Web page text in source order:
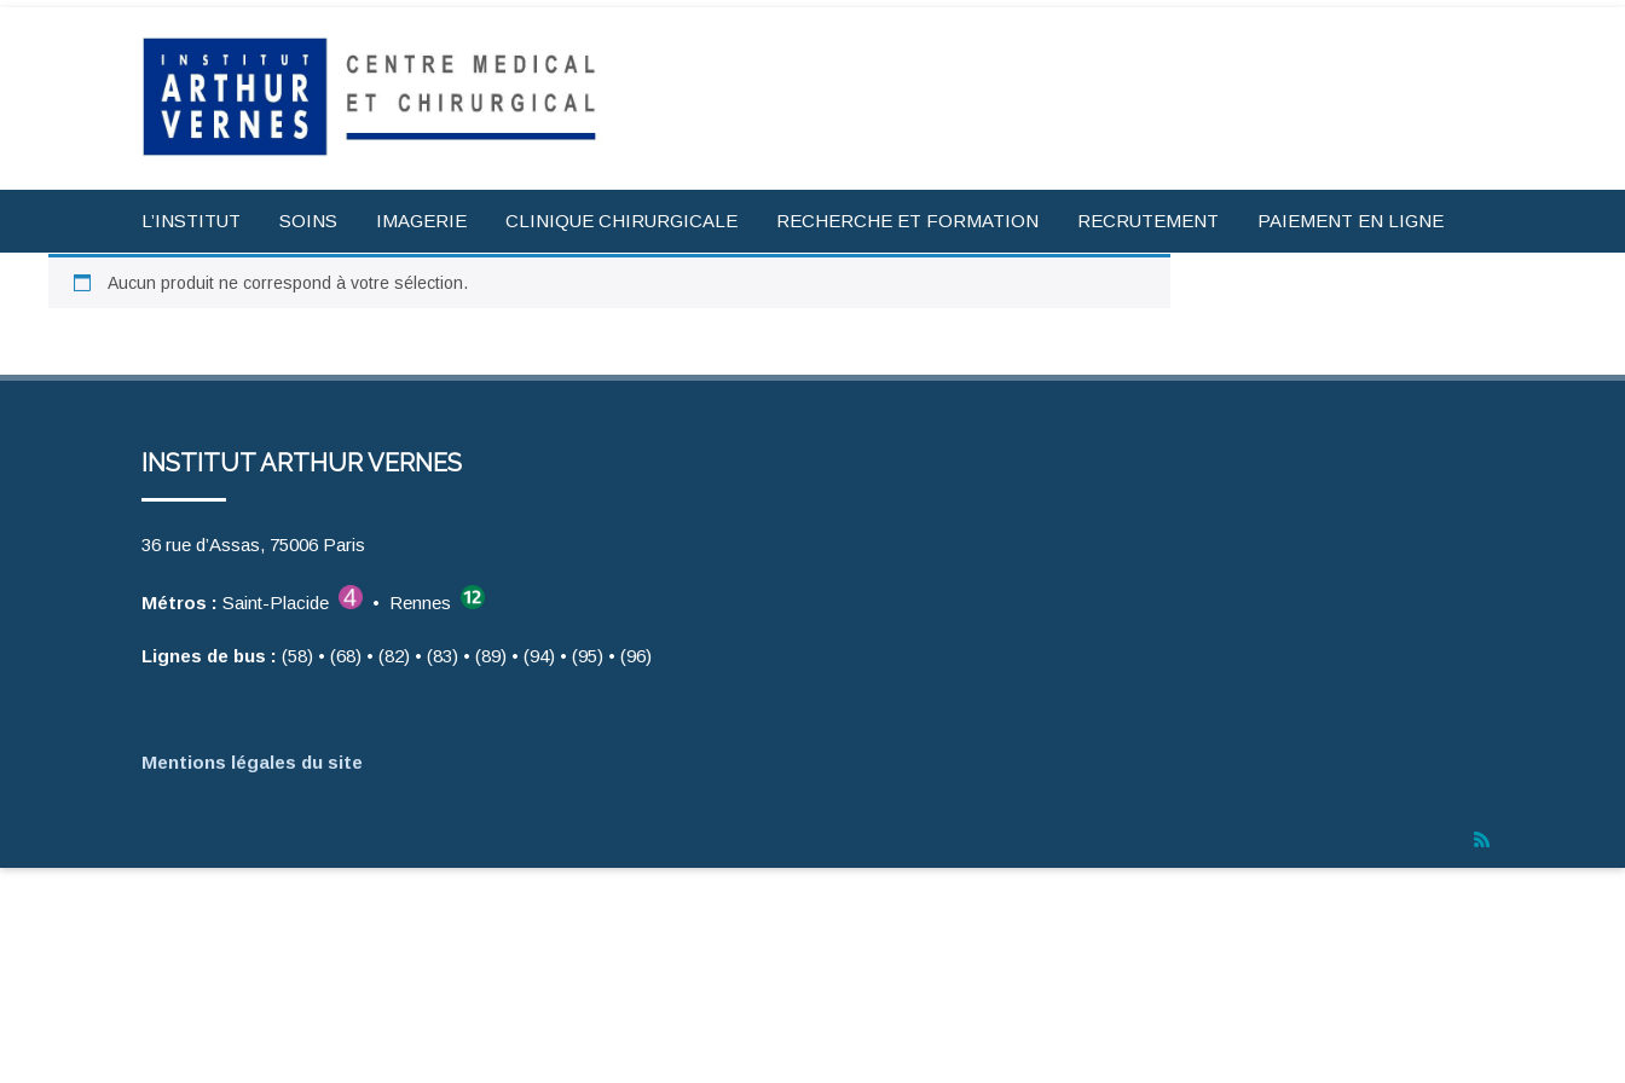
L’INSTITUT SOINS IMAGERIE CLINIQUE CHIRURGICALE RECHERCHE ET FORMATION RECRUTEMENT PAIEMENT EN LIGNE
Aucun produit ne correspond à votre sélection.
INSTITUT ARTHUR VERNES
36 rue d’Assas, 75006 Paris
Métros : Saint-Placide • Rennes
Lignes de bus : (58) • (68) • (82) • (83) • (89) • (94) • (95) • (96)
Mentions légales du site